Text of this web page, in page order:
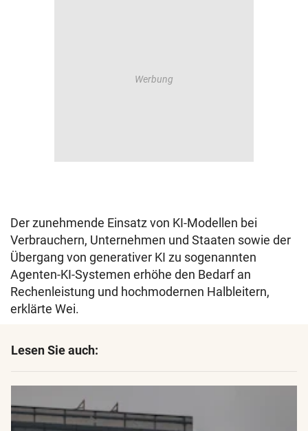
Der zunehmende Einsatz von KI-Modellen bei
Verbrauchern, Unternehmen und Staaten sowie der
Übergang von generativer KI zu sogenannten
Agenten-KI-Systemen erhöhe den Bedarf an
Rechenleistung und hochmodernen Halbleitern,
erklärte Wei.
Lesen Sie auch: